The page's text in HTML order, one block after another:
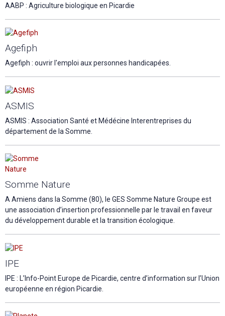
AABP : Agriculture biologique en Picardie
Agefiph
Agefiph : ouvrir l'emploi aux personnes handicapées.
ASMIS
ASMIS : Association Santé et Médécine Interentreprises du
département de la Somme.
Somme Nature
A Amiens dans la Somme (80), le GES Somme Nature Groupe est
une association d’insertion professionnelle par le travail en faveur
du développement durable et la transition écologique.
IPE
IPE : L’Info-Point Europe de Picardie, centre d’information sur l’Union
européenne en région Picardie.